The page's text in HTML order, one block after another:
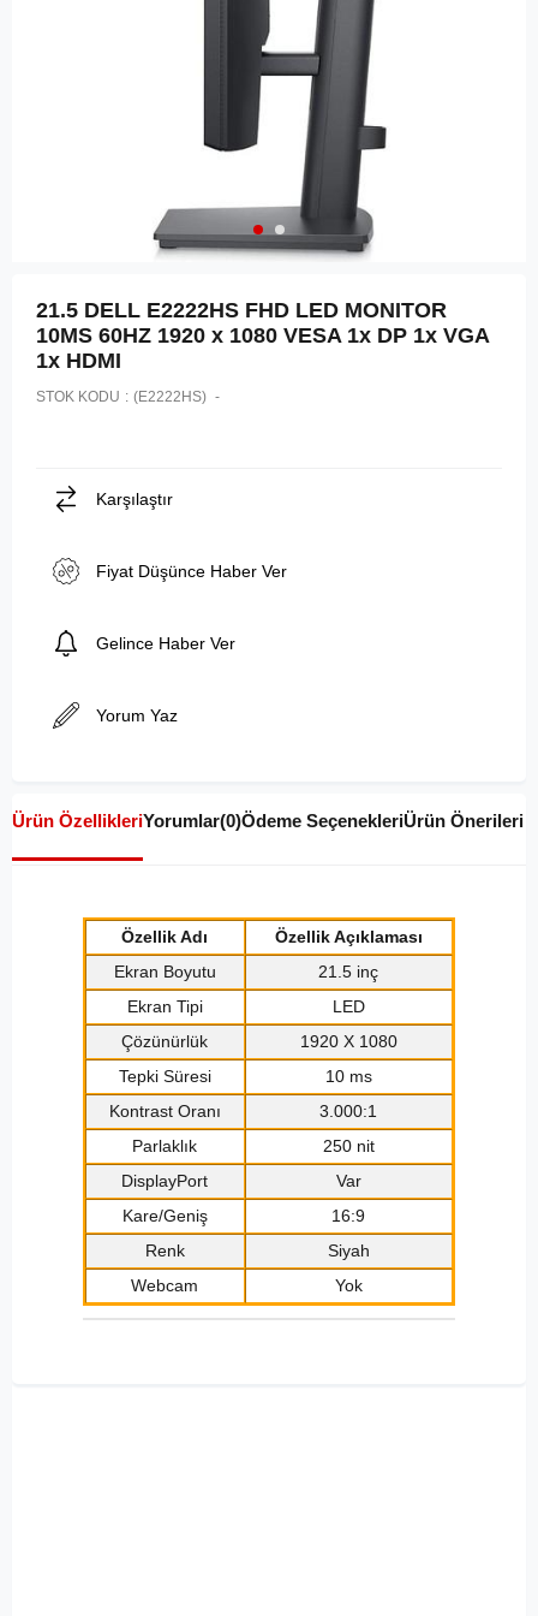
21.5 DELL E2222HS FHD LED MONITOR
10MS 60HZ 1920 x 1080 VESA 1x DP 1x VGA
1x HDMI
STOK KODU (E2222HS)
Karşılaştır
Fiyat Düşünce Haber Ver
Gelince Haber Ver
Yorum Yaz
Ürün ÖzellikleriYorumlar(0)Ödeme SeçenekleriÜrün Önerileri
Özellik Adı
Özellik Açıklaması
Ekran Boyutu
21.5 inç
Ekran Tipi
LED
Çözünürlük
1920 X 1080
Tepki Süresi
10 ms
Kontrast Oranı
3.000:1
Parlaklık
250 nit
DisplayPort
Var
Kare/Geniş
16:9
Renk
Siyah
Webcam
Yok